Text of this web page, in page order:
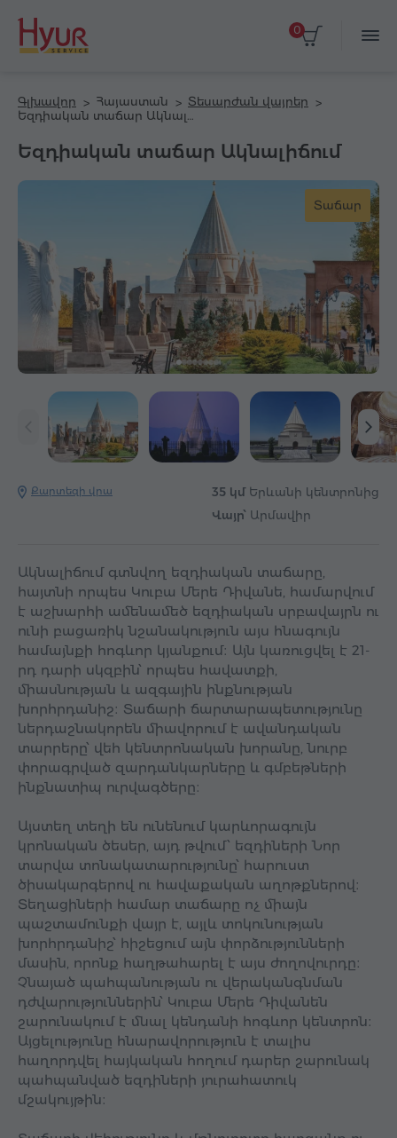
0
Գլխավոր Հայաստան
Տեսարժան վայրեր
Եզդիական տաճար Ակնալիճում
Տաճար
Քարտեզի վրա 35 կմԵրևանի կենտրոնից
Վայր՝ Արմավիր
Ակնալիճում գտնվող եզդիական տաճարը,
հայտնի որպես Կուբա Մերե Դիվանե, համարվում
է աշխարհի ամենամեծ եզդիական սրբավայրն ու
ունի բացառիկ նշանակություն այս հնագույն
համայնքի հոգևոր կյանքում։ Այն կառուցվել է 21-
րդ դարի սկզբին՝ որպես հավատքի,
միասնության և ազգային ինքնության
խորհրդանիշ։ Տաճարի ճարտարապետությունը
ներդաշնակորեն միավորում է ավանդական
տարրերը՝ վեհ կենտրոնական խորանը, նուրբ
փորագրված զարդանկարները և գմբեթների
ինքնատիպ ուրվագծերը։
Այստեղ տեղի են ունենում կարևորագույն
կրոնական ծեսեր, այդ թվում՝ եզդիների Նոր
տարվա տոնակատարությունը՝ հարուստ
ծիսակարգերով ու հավաքական աղոթքներով։
Տեղացիների համար տաճարը ոչ միայն
պաշտամունքի վայր է, այլև տոկունության
խորհրդանիշ՝ հիշեցում այն փորձությունների
մասին, որոնք հաղթահարել է այս ժողովուրդը։
Չնայած պահպանության ու վերականգնման
դժվարություններին՝ Կուբա Մերե Դիվանեն
շարունակում է մնալ կենդանի հոգևոր կենտրոն։
Այցելությունը հնարավորություն է տալիս
հաղորդվել հայկական հողում դարեր շարունակ
պահպանված եզդիների յուրահատուկ
մշակույթին։